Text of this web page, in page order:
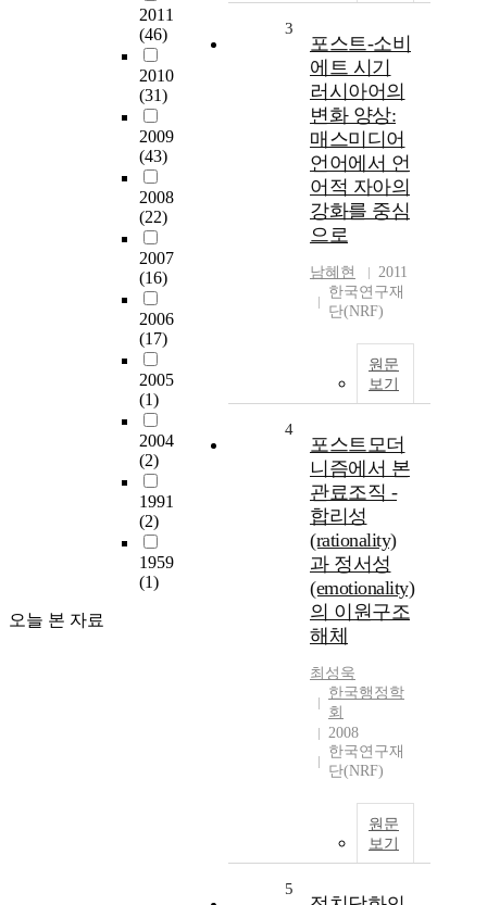
2011
(46)
2010
(31)
2009
(43)
2008
(22)
2007
(16)
2006
(17)
2005
(1)
2004
(2)
1991
(2)
1959
(1)
오늘 본 자료
3
포스트-소비
에트 시기
러시아어의
변화 양상:
매스미디어
언어에서 언
어적 자아의
강화를 중심
으로
남혜현
2011
한국연구재
단(NRF)
원문
보기
4
포스트모더
니즘에서 본
관료조직 -
합리성
(rationality)
과 정서성
(emotionality)
의 이원구조
해체
최성욱
한국행정학
회
2008
한국연구재
단(NRF)
원문
보기
5